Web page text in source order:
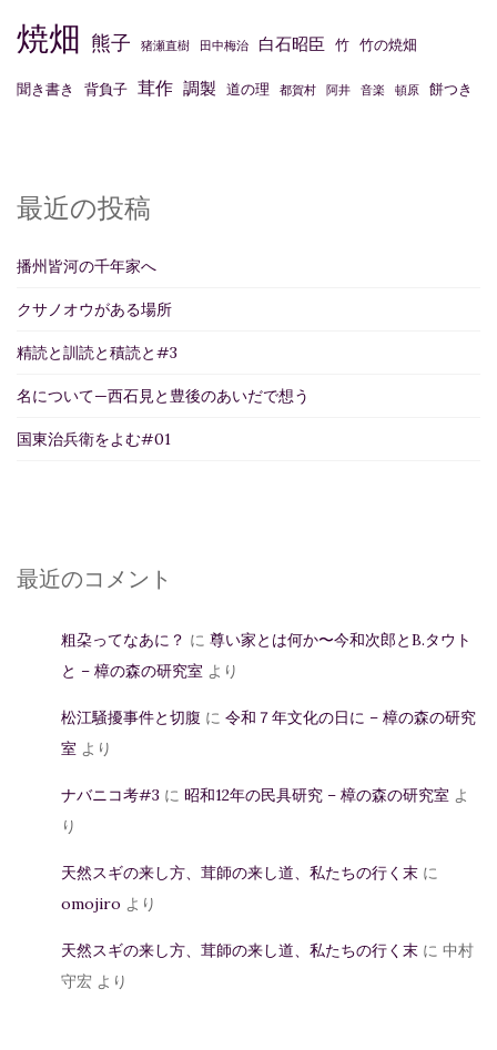
焼畑 熊子 猪瀬直樹 田中梅治 白石昭臣 竹 竹の焼畑
聞き書き 背負子 茸作 調製 道の理 都賀村 阿井 音楽 頓原 餅つき
最近の投稿
播州皆河の千年家へ
クサノオウがある場所
精読と訓読と積読と#3
名について—西石見と豊後のあいだで想う
国東治兵衛をよむ#01
最近のコメント
粗朶ってなあに？ に 尊い家とは何か〜今和次郎とB.タウト
と – 樟の森の研究室 より
松江騒擾事件と切腹 に 令和７年文化の日に – 樟の森の研究
室 より
ナバニコ考#3 に 昭和12年の民具研究 – 樟の森の研究室 よ
り
天然スギの来し方、茸師の来し道、私たちの行く末 に
omojiro より
天然スギの来し方、茸師の来し道、私たちの行く末 に 中村
守宏 より